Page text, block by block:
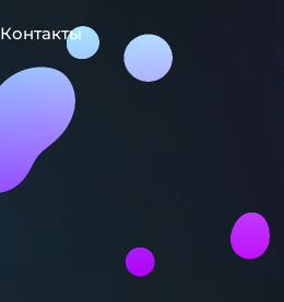
Контакты